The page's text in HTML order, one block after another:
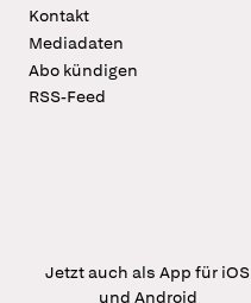
Kontakt
Mediadaten
Abo kündigen
RSS-Feed
Jetzt auch als App für iOS
und Android